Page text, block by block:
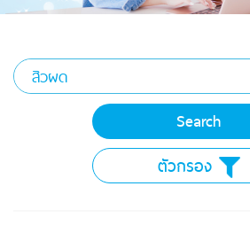
ตัวกรอง